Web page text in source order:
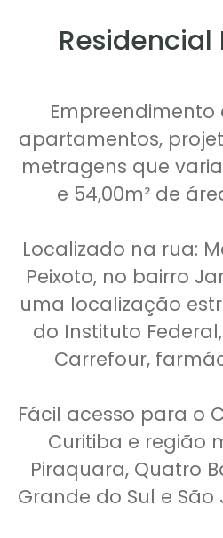
Residencial
Empreendimento
apartamentos,
metragens que
e 54,00m² de
Localizado na rua:
Peixoto, no bairro
uma localização
do Instituto
Carrefour,
Fácil acesso para o
Curitiba e região
Piraquara, Quatro
Grande do Sul e São